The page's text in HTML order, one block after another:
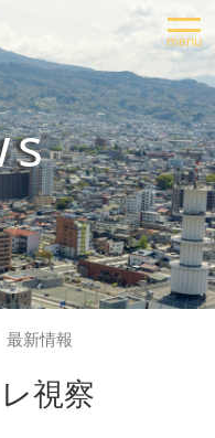
menu
最新情報
視察